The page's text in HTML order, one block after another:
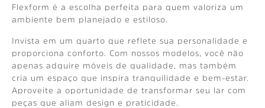
Flexform é a escolha perfeita para quem valoriza um
ambiente bem planejado e estiloso.
Invista em um quarto que reflete sua personalidade e
proporciona conforto. Com nossos modelos, você não
apenas adquire móveis de qualidade, mas também
cria um espaço que inspira tranquilidade e bem-estar.
Aproveite a oportunidade de transformar seu lar com
peças que aliam design e praticidade.